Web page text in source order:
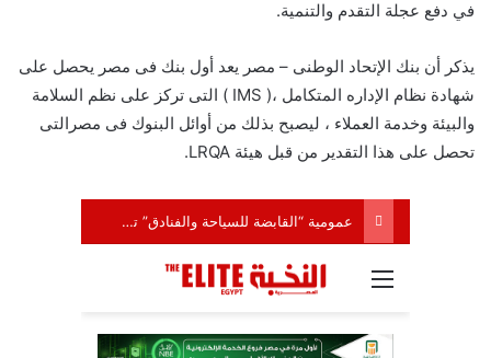
في دفع عجلة التقدم والتنمية.
يذكر أن بنك الإتحاد الوطنى – مصر يعد أول بنك فى مصر يحصل على
شهادة نظام الإداره المتكامل ،( IMS ) التى تركز على نظم السلامة
والبيئة وخدمة العملاء ، ليصبح بذلك من أوائل البنوك فى مصرالتى
تحصل على هذا التقدير من قبل هيئة LRQA.